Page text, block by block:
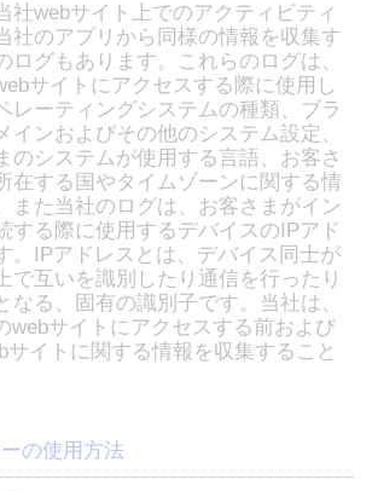
社webサイト上でのアクティビティ
社のアプリから同様の情報を収集す
ログもあります。これらのログは、
サイトにアクセスする際に使用し
レーティングシステムの種類、ブラ
インおよびその他のシステム設定、
のシステムが使用する言語、お客さ
在する国やタイムゾーンに関する情
また当社のログは、お客さまがイン
する際に使用するデバイスのIPアド
。IPアドレスとは、デバイス同士が
で互いを識別したり通信を行ったり
なる、固有の識別子です。当社は、
webサイトにアクセスする前および
サイトに関する情報を収集すること
の使用方法